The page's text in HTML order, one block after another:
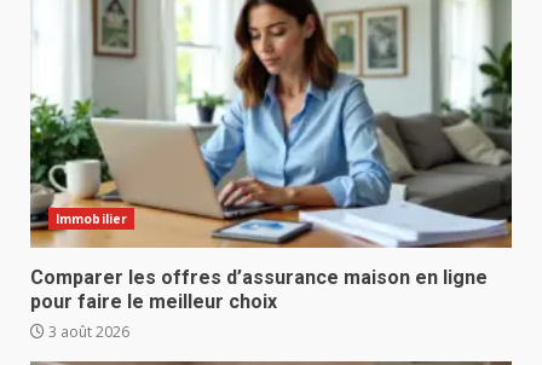
Immobilier
Comparer les offres d’assurance maison en ligne
pour faire le meilleur choix
3 août 2026